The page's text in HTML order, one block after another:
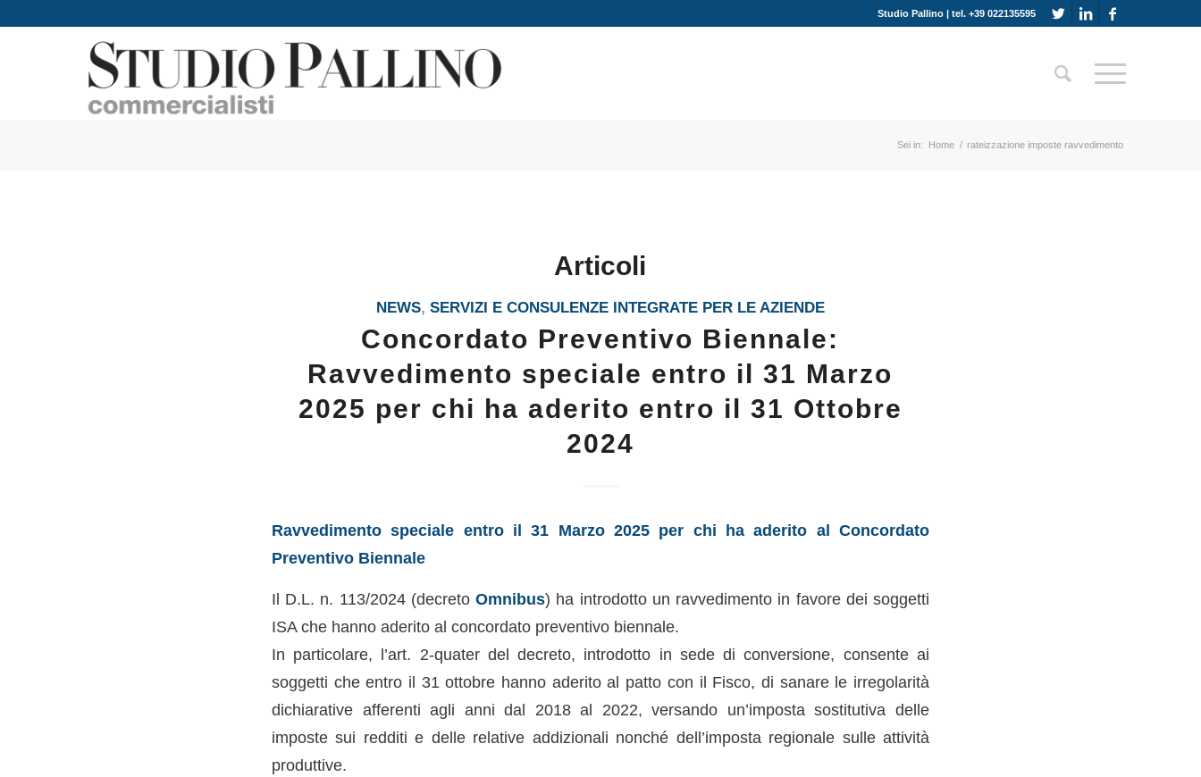
Studio Pallino | tel. +39 022135595
Sei in: Home / rateizzazione imposte ravvedimento
Articoli
NEWS, SERVIZI E CONSULENZE INTEGRATE PER LE AZIENDE
Concordato Preventivo Biennale:
Ravvedimento speciale entro il 31 Marzo
2025 per chi ha aderito entro il 31 Ottobre
2024
Ravvedimento speciale entro il 31 Marzo 2025 per chi ha aderito al Concordato
Preventivo Biennale
Il D.L. n. 113/2024 (decretoOmnibus) ha introdotto un ravvedimento in favore dei soggetti
ISA che hanno aderito al concordato preventivo biennale.
In particolare, l’art. 2-quater del decreto, introdotto in sede di conversione, consente ai
soggetti che entro il 31 ottobre hanno aderito al patto con il Fisco, di sanare le irregolarità
dichiarative afferenti agli anni dal 2018 al 2022, versando un’imposta sostitutiva delle
imposte sui redditi e delle relative addizionali nonché dell’imposta regionale sulle attività
produttive.